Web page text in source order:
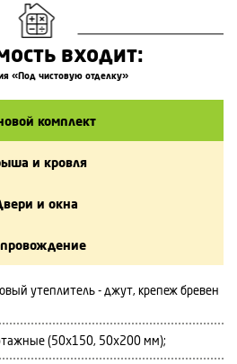
входит:
«Под чистовую отделку»
комплект
и кровля
и окна
утеплитель - джут, крепеж бревен
(50х150, 50х200 мм);